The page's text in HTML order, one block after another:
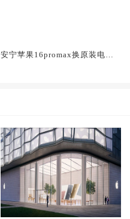
安宁苹果16promax换原装电池